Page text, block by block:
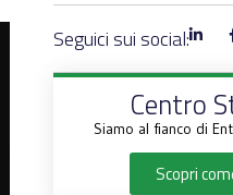
Seguici sui social:
Centro
Siamo al fianco di
Scopri